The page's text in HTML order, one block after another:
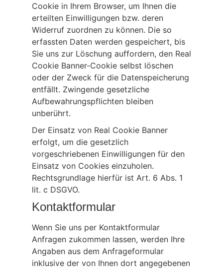
Cookie in Ihrem Browser, um Ihnen die
erteilten Einwilligungen bzw. deren
Widerruf zuordnen zu können. Die so
erfassten Daten werden gespeichert, bis
Sie uns zur Löschung auffordern, den Real
Cookie Banner-Cookie selbst löschen
oder der Zweck für die Datenspeicherung
entfällt. Zwingende gesetzliche
Aufbewahrungspflichten bleiben
unberührt.
Der Einsatz von Real Cookie Banner
erfolgt, um die gesetzlich
vorgeschriebenen Einwilligungen für den
Einsatz von Cookies einzuholen.
Rechtsgrundlage hierfür ist Art. 6 Abs. 1
lit. c DSGVO.
Kontaktformular
Wenn Sie uns per Kontaktformular
Anfragen zukommen lassen, werden Ihre
Angaben aus dem Anfrageformular
inklusive der von Ihnen dort angegebenen